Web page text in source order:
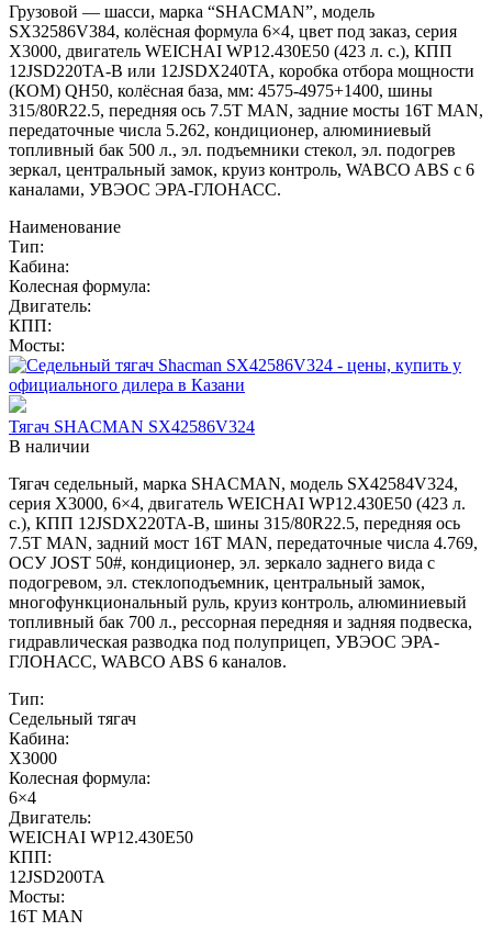
Грузовой — шасси, марка “SHACMAN”, модель
SX32586V384, колёсная формула 6×4, цвет под заказ, серия
X3000, двигатель WEICHAI WP12.430E50 (423 л. с.), КПП
12JSD220TA-B или 12JSDX240TA, коробка отбора мощности
(КОМ) QH50, колёсная база, мм: 4575-4975+1400, шины
315/80R22.5, передняя ось 7.5T MAN, задние мосты 16T MAN,
передаточные числа 5.262, кондиционер, алюминиевый
топливный бак 500 л., эл. подъемники стекол, эл. подогрев
зеркал, центральный замок, круиз контроль, WABCO ABS с 6
каналами, УВЭОС ЭРА-ГЛОНАСС.
Наименование
Тип:
Кабина:
Колесная формула:
Двигатель:
КПП:
Мосты:
Тягач SHACMAN SX42586V324
В наличии
Тягач седельный, марка SHACMAN, модель SX42584V324,
серия Х3000, 6×4, двигатель WEICHAI WP12.430E50 (423 л.
с.), КПП 12JSDX220TA-B, шины 315/80R22.5, передняя ось
7.5T MAN, задний мост 16T MAN, передаточные числа 4.769,
ОСУ JOST 50#, кондиционер, эл. зеркало заднего вида с
подогревом, эл. стеклоподъемник, центральный замок,
многофункциональный руль, круиз контроль, алюминиевый
топливный бак 700 л., рессорная передняя и задняя подвеска,
гидравлическая разводка под полуприцеп, УВЭОС ЭРА-
ГЛОНАСС, WABCO ABS 6 каналов.
Тип:
Седельный тягач
Кабина:
X3000
Колесная формула:
6×4
Двигатель:
WEICHAI WP12.430E50
КПП:
12JSD200TA
Мосты:
16T MAN